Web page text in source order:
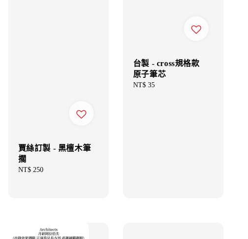
賈絲訂製 - 黑檀木筆
擱
Regular
NT$ 250
台製 - cross規格款
原子筆芯
Regular
NT$ 35